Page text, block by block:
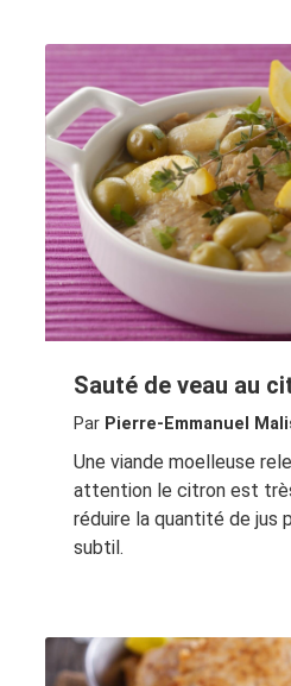
Sauté de veau au
Par Pierre-Emmanuel
Une viande moelleuse
attention le citron est
réduire la quantité de jus
subtil.